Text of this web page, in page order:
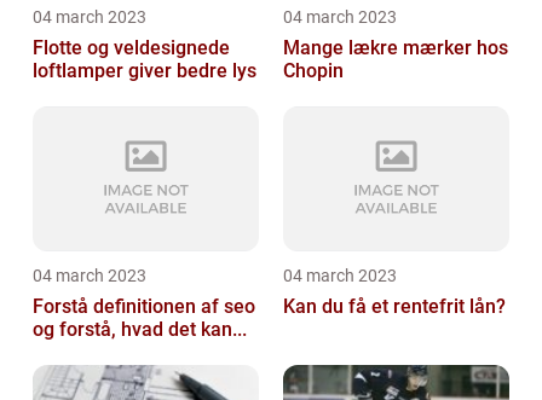
04 march 2023
Flotte og veldesignede
loftlamper giver bedre lys
04 march 2023
Mange lækre mærker hos
Chopin
04 march 2023
Forstå definitionen af seo
og forstå, hvad det kan...
04 march 2023
Kan du få et rentefrit lån?